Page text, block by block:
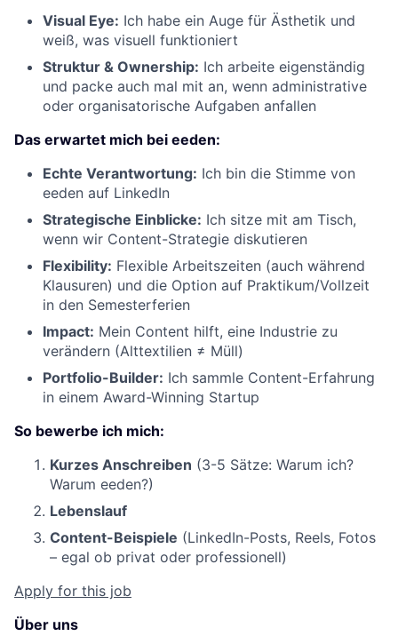
Visual Eye: Ich habe ein Auge für Ästhetik und
weiß, was visuell funktioniert
Struktur & Ownership: Ich arbeite eigenständig
und packe auch mal mit an, wenn administrative
oder organisatorische Aufgaben anfallen
Das erwartet mich bei eeden:
Echte Verantwortung: Ich bin die Stimme von
eeden auf LinkedIn
Strategische Einblicke: Ich sitze mit am Tisch,
wenn wir Content-Strategie diskutieren
Flexibility: Flexible Arbeitszeiten (auch während
Klausuren) und die Option auf Praktikum/Vollzeit
in den Semesterferien
Impact: Mein Content hilft, eine Industrie zu
verändern (Alttextilien ≠ Müll)
Portfolio-Builder: Ich sammle Content-Erfahrung
in einem Award-Winning Startup
So bewerbe ich mich:
Kurzes Anschreiben (3-5 Sätze: Warum ich?
Warum eeden?)
Lebenslauf
Content-Beispiele (LinkedIn-Posts, Reels, Fotos
– egal ob privat oder professionell)
Apply for this job
Über uns